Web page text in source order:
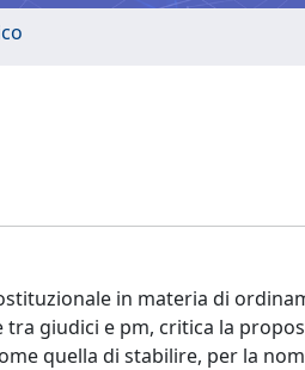
in materia di
giudici e pm, critica la
quella di stabilire, per la